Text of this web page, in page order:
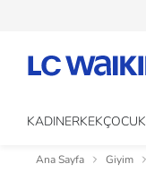
KADINERKEKÇOCUK
Ana Sayfa Giyim